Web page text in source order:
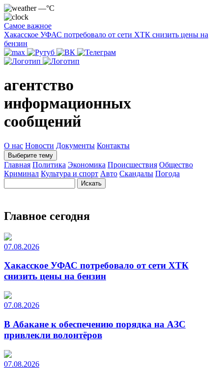
—°C
Самое важное
Хакасское УФАС потребовало от сети ХТК снизить цены на
бензин
агентство
информационных
сообщений
О нас Новости Документы Контакты
Выберите тему
Главная Политика Экономика Происшествия Общество
Криминал Культура и спорт Авто Скандалы Погода
Главное сегодня
07.08.2026
Хакасское УФАС потребовало от сети ХТК
снизить цены на бензин
07.08.2026
В Абакане к обеспечению порядка на АЗС
привлекли волонтёров
07.08.2026